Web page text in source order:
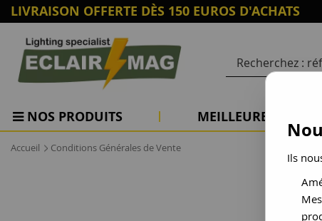
LIVRAISON OFFERTE DÈS 150 EUROS D'ACHATS
NOS PRODUITS MEILLEURES VENTES
Accueil > Conditions Générales de Vente
Ils